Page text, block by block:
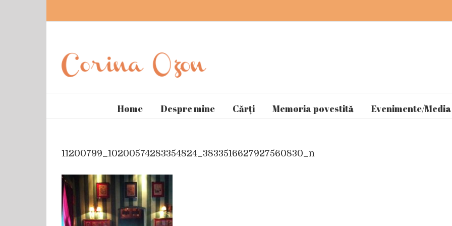
Home Despre mine Cărți Memoria povestită Evenimente/Media
11200799_10200574283354824_3833516627927560830_n